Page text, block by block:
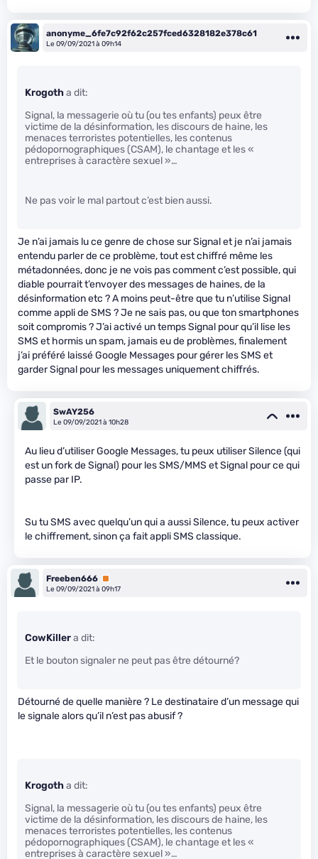
anonyme_6fe7c92f62c257fced6328182e378c61
Le 09/09/2021 à 09h14
Krogotha dit:
Signal, la messagerie où tu (ou tes enfants) peux être
victime de la désinformation, les discours de haine, les
menaces terroristes potentielles, les contenus
pédopornographiques (CSAM), le chantage et les «
entreprises à caractère sexuel »…
Ne pas voir le mal partout c’est bien aussi.
Je n’ai jamais lu ce genre de chose sur Signal et je n’ai jamais
entendu parler de ce problème, tout est chiffré même les
métadonnées, donc je ne vois pas comment c’est possible, qui
diable pourrait t’envoyer des messages de haines, de la
désinformation etc ? A moins peut-être que tu n’utilise Signal
comme appli de SMS ? Je ne sais pas, ou que ton smartphones
soit compromis ? J’ai activé un temps Signal pour qu’il lise les
SMS et hormis un spam, jamais eu de problèmes, finalement
j’ai préféré laissé Google Messages pour gérer les SMS et
garder Signal pour les messages uniquement chiffrés.
SwAY256
Le 09/09/2021 à 10h28
Au lieu d’utiliser Google Messages, tu peux utiliser Silence (qui
est un fork de Signal) pour les SMS/MMS et Signal pour ce qui
passe par IP.
Su tu SMS avec quelqu’un qui a aussi Silence, tu peux activer
le chiffrement, sinon ça fait appli SMS classique.
Freeben666 Premium
Le 09/09/2021 à 09h17
CowKillera dit:
Et le bouton signaler ne peut pas être détourné?
Détourné de quelle manière ? Le destinataire d’un message qui
le signale alors qu’il n’est pas abusif ?
Krogotha dit:
Signal, la messagerie où tu (ou tes enfants) peux être
victime de la désinformation, les discours de haine, les
menaces terroristes potentielles, les contenus
pédopornographiques (CSAM), le chantage et les «
entreprises à caractère sexuel »…